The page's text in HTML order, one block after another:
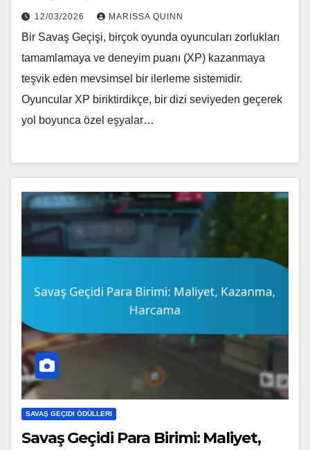
12/03/2026 MARISSA QUINN
Bir Savaş Geçişi, birçok oyunda oyuncuları zorlukları
tamamlamaya ve deneyim puanı (XP) kazanmaya
teşvik eden mevsimsel bir ilerleme sistemidir.
Oyuncular XP biriktirdikçe, bir dizi seviyeden geçerek
yol boyunca özel eşyalar…
SAVAŞ GEÇIDI ÖDÜLLERI
Savaş Geçidi Para Birimi: Maliyet,